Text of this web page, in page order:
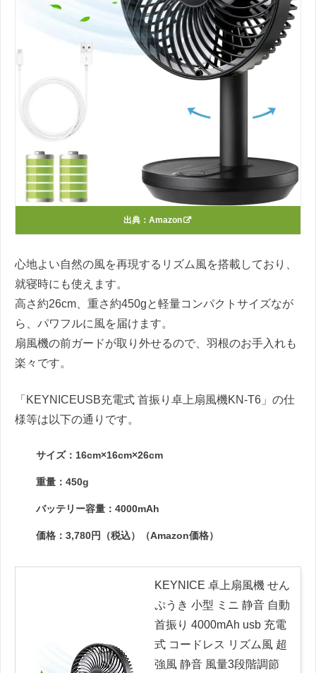
出典： Amazon
心地よい自然の風を再現するリズム風を搭載しており、
就寝時にも使えます。
高さ約26cm、重さ約450gと軽量コンパクトサイズなが
ら、パワフルに風を届けます。
扇風機の前ガードが取り外せるので、羽根のお手入れも
楽々です。
「KEYNICEUSB充電式 首振り卓上扇風機KN-T6」の仕
様等は以下の通りです。
サイズ：16cm×16cm×26cm
重量：450g
バッテリー容量：4000mAh
価格：3,780円（税込）（Amazon価格）
KEYNICE 卓上扇風機 せん
ぷうき 小型 ミニ 静音 自動
首振り 4000mAh usb 充電
式 コードレス リズム風 超
強風 静音 風量3段階調節